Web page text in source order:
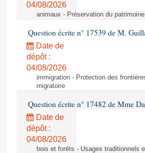
04/08/2026
animaux - Préservation du
Question écrite n° 17539 de M.
Date de
dépôt :
04/08/2026
immigration - Protection des
migratoire
Question écrite n° 17482 de Mme
Date de
dépôt :
04/08/2026
bois et forêts - Usages traditionnels